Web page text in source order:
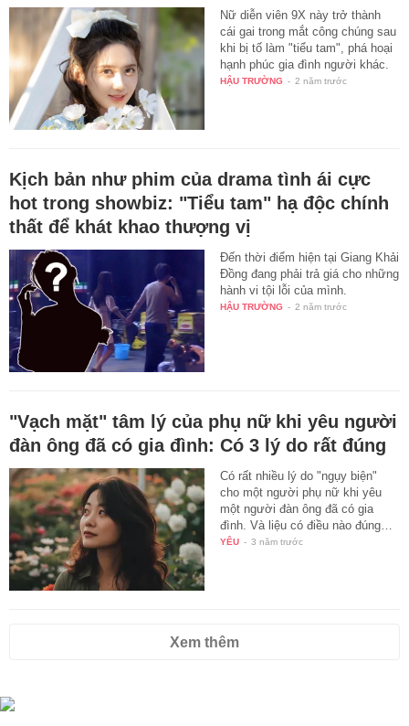
Nữ diễn viên 9X này trở thành
cái gai trong mắt công chúng sau
khi bị tố làm "tiểu tam", phá hoại
hạnh phúc gia đình người khác.
HẬU TRƯỜNG - 2 năm trước
Kịch bản như phim của drama tình ái cực
hot trong showbiz: "Tiểu tam" hạ độc chính
thất để khát khao thượng vị
Đến thời điểm hiện tại Giang Khải
Đồng đang phải trả giá cho những
hành vi tội lỗi của mình.
HẬU TRƯỜNG - 2 năm trước
"Vạch mặt" tâm lý của phụ nữ khi yêu người
đàn ông đã có gia đình: Có 3 lý do rất đúng
Có rất nhiều lý do "ngụy biện"
cho một người phụ nữ khi yêu
một người đàn ông đã có gia
đình. Và liệu có điều nào đúng…
YÊU - 3 năm trước
Xem thêm